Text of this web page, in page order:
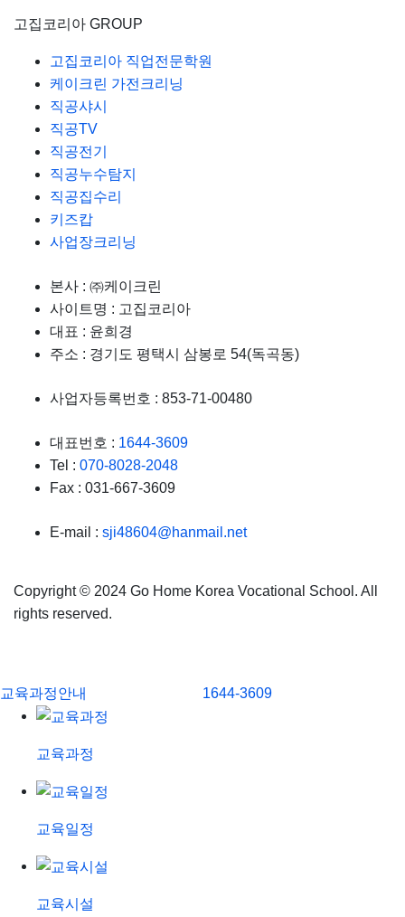
고집코리아 GROUP
고집코리아 직업전문학원
케이크린 가전크리닝
직공샤시
직공TV
직공전기
직공누수탐지
직공집수리
키즈캅
사업장크리닝
본사 : ㈜케이크린
사이트명 : 고집코리아
대표 : 윤희경
주소 : 경기도 평택시 삼봉로 54(독곡동)
사업자등록번호 : 853-71-00480
대표번호 : 1644-3609
Tel : 070-8028-2048
Fax : 031-667-3609
E-mail : sji48604@hanmail.net
Copyright © 2024 Go Home Korea Vocational School. All
rights reserved.
교육과정안내 1644-3609
교육과정
교육일정
교육시설